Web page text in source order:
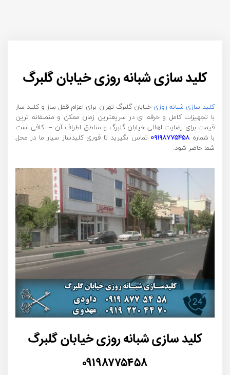
کلید سازی شبانه روزی خیابان گلبرگ
کلید سازی شبانه روزی خیابان گلبرگ تهران برای اعزام قفل ساز و کلید ساز
با تجهیزات کامل و حرفه ای در سریعترین زمان ممکن و منصفانه ترین
قیمت برای رضایت اهالی خیابان گلبرگ و مناطق اطراف آن – کافی است
با شماره۰۹۱۹۸۷۷۵۴۵۸ تماس بگیرید تا فوری کلیدساز سیار ما در محل
شما حاضر شود.
کلید سازی شبانه روزی خیابان گلبرگ
۰۹۱۹۸۷۷۵۴۵۸